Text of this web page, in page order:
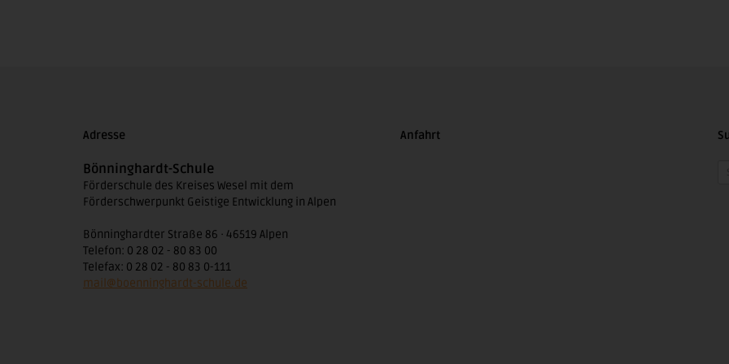
Adresse
Bönninghardt-Schule
Förderschule des Kreises Wesel mit dem
Förderschwerpunkt Geistige Entwicklung in Alpen
Bönninghardter Straße 86 · 46519 Alpen
Telefon: 0 28 02 - 80 83 00
Telefax: 0 28 02 - 80 83 0-111
mail@boenninghardt-schule.de
Anfahrt